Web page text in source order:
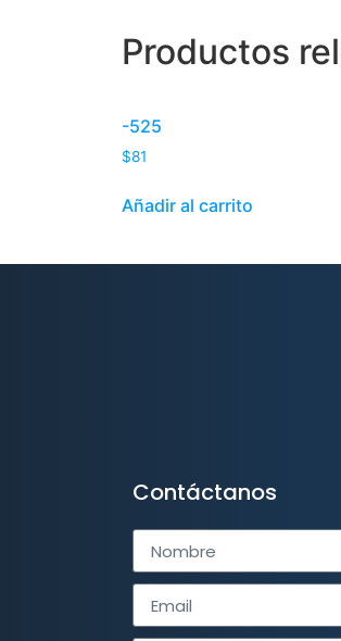
Productos
-525
$81
Añadir al carrito
Contáctanos